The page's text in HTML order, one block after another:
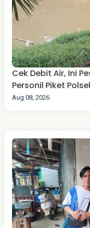
Cek Debit Air, Ini
Personil Piket
Aug 08, 2026